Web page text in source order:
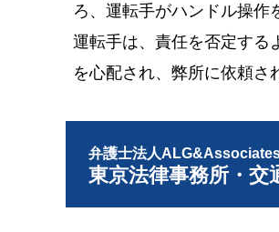
ろ、運転手がハンドル操作
運転手は、責任を否定する
を心配され、弊所に依頼さ
弁護士法人
東京法律事務所・交